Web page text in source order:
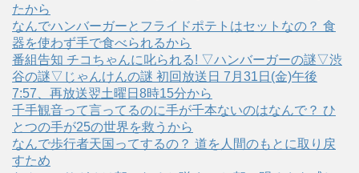
たから
なんでハンバーガーとフライドポテトはセットなの？ 食
器を使わず手で食べられるから
番組告知 チコちゃんに叱られる! ▽ハンバーガーの謎▽渋
谷の謎▽じゃんけんの謎 初回放送日 7月31日(金)午後
7:57、再放送翌土曜日8時15分から
千手観音って言ってるのに手が千本ないのはなんで？ ひ
とつの手が25の世界を救うから
なんで歩行者天国ってするの？ 道を人間のもとに取り戻
すため